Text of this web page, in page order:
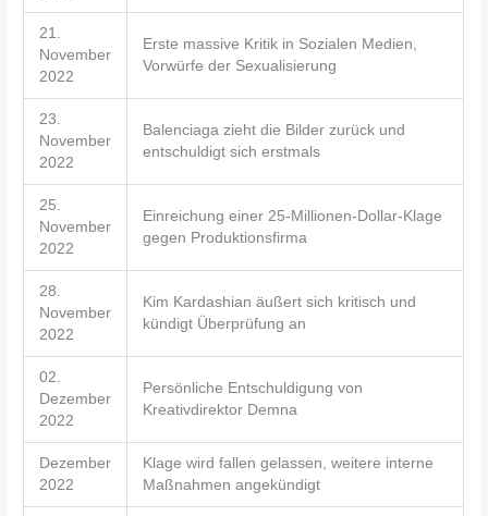
21.
November
2022
Erste massive Kritik in Sozialen Medien,
Vorwürfe der Sexualisierung
23.
November
2022
Balenciaga zieht die Bilder zurück und
entschuldigt sich erstmals
25.
November
2022
Einreichung einer 25-Millionen-Dollar-Klage
gegen Produktionsfirma
28.
November
2022
Kim Kardashian äußert sich kritisch und
kündigt Überprüfung an
02.
Dezember
2022
Persönliche Entschuldigung von
Kreativdirektor Demna
Dezember
2022
Klage wird fallen gelassen, weitere interne
Maßnahmen angekündigt